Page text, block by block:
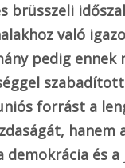
brüsszeli
való
pedig
forrást a
és